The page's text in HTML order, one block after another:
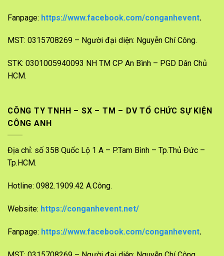
Fanpage: https://www.facebook.com/conganhevent.
MST: 0315708269 – Người đại diện: Nguyễn Chí Công.
STK: 0301005940093 NH TM CP An Bình – PGD Dân Chủ
HCM.
CÔNG TY TNHH – SX – TM – DV TỔ CHỨC SỰ KIỆN
CÔNG ANH
Địa chỉ: số 358 Quốc Lộ 1 A – P.Tam Bình – Tp.Thủ Đức –
Tp.HCM.
Hotline: 0982.1909.42 A.Công.
Website: https://conganhevent.net/
Fanpage: https://www.facebook.com/conganhevent.